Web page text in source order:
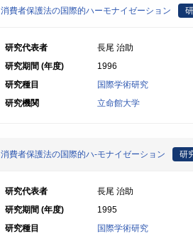
消費者保護法の国際的ハーモナイゼーション
研究代表者
長尾 治助
研究期間 (年度)
1996
研究種目
国際学術研究
研究機関
立命館大学
消費者保護法の国際的ハ-モナイゼーション 研
研究代表者
長尾 治助
研究期間 (年度)
1995
研究種目
国際学術研究